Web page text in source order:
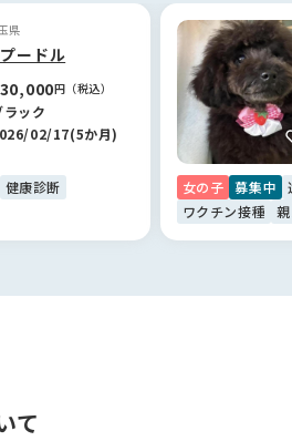
したが、こちらのBreederFamilies
に信頼できるサイトだと感じまし
ダーのような素敵な専門家と繋が
で新しい家族探しができていま
😊
県
ードル
円（税込）
ラック
02/17(5か月)
健康診断
女の子 募集中
ワクチン接種
て